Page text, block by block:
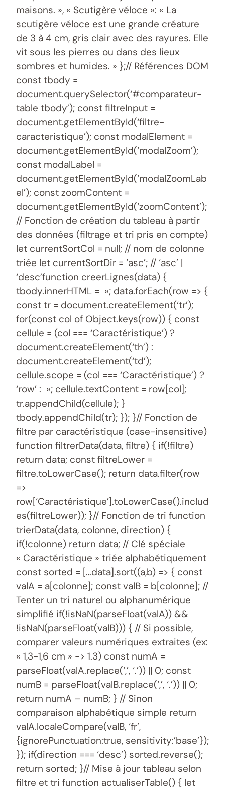
maisons. », « Scutigère véloce »: « La
scutigère véloce est une grande créature
de 3 à 4 cm, gris clair avec des rayures. Elle
vit sous les pierres ou dans des lieux
sombres et humides. » };// Références DOM
const tbody =
document.querySelector(‘#comparateur-
table tbody’); const filtreInput =
document.getElementById(‘filtre-
caracteristique’); const modalElement =
document.getElementById(‘modalZoom’);
const modalLabel =
document.getElementById(‘modalZoomLab
el’); const zoomContent =
document.getElementById(‘zoomContent’);
// Fonction de création du tableau à partir
des données (filtrage et tri pris en compte)
let currentSortCol = null; // nom de colonne
triée let currentSortDir = ‘asc’; // ‘asc’ |
‘desc’function creerLignes(data) {
tbody.innerHTML = »; data.forEach(row => {
const tr = document.createElement(‘tr’);
for(const col of Object.keys(row)) { const
cellule = (col === ‘Caractéristique’) ?
document.createElement(‘th’) :
document.createElement(‘td’);
cellule.scope = (col === ‘Caractéristique’) ?
‘row’ : »; cellule.textContent = row[col];
tr.appendChild(cellule); }
tbody.appendChild(tr); }); }// Fonction de
filtre par caractéristique (case-insensitive)
function filtrerData(data, filtre) { if(!filtre)
return data; const filtreLower =
filtre.toLowerCase(); return data.filter(row
=>
row[‘Caractéristique’].toLowerCase().includ
es(filtreLower)); }// Fonction de tri function
trierData(data, colonne, direction) {
if(!colonne) return data; // Clé spéciale
« Caractéristique » triée alphabétiquement
const sorted = […data].sort((a,b) => { const
valA = a[colonne]; const valB = b[colonne]; //
Tenter un tri naturel ou alphanumérique
simplifié if(!isNaN(parseFloat(valA)) &&
!isNaN(parseFloat(valB))) { // Si possible,
comparer valeurs numériques extraites (ex:
« 1,3-1,6 cm » -> 1.3) const numA =
parseFloat(valA.replace(‘,’, ‘.’)) || 0; const
numB = parseFloat(valB.replace(‘,’, ‘.’)) || 0;
return numA – numB; } // Sinon
comparaison alphabétique simple return
valA.localeCompare(valB, ‘fr’,
{ignorePunctuation:true, sensitivity:’base’});
}); if(direction === ‘desc’) sorted.reverse();
return sorted; }// Mise à jour tableau selon
filtre et tri function actualiserTable() { let